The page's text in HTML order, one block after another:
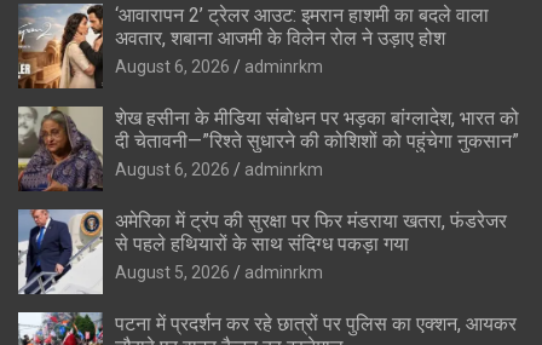
‘आवारापन 2’ ट्रेलर आउट: इमरान हाशमी का बदले वाला
अवतार, शबाना आजमी के विलेन रोल ने उड़ाए होश
August 6, 2026 adminrkm
शेख हसीना के मीडिया संबोधन पर भड़का बांग्लादेश, भारत को
दी चेतावनी—”रिश्ते सुधारने की कोशिशों को पहुंचेगा नुकसान”
August 6, 2026 adminrkm
अमेरिका में ट्रंप की सुरक्षा पर फिर मंडराया खतरा, फंडरेजर
से पहले हथियारों के साथ संदिग्ध पकड़ा गया
August 5, 2026 adminrkm
पटना में प्रदर्शन कर रहे छात्रों पर पुलिस का एक्शन, आयकर